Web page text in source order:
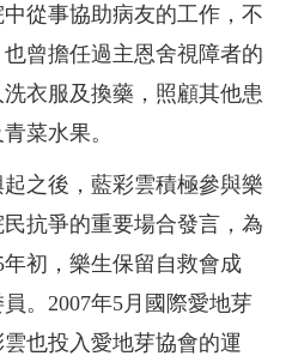
從事協助病友的工作，不
曾擔任過主恩舍視障者的
衣服及換藥，照顧其他患
菜水果。
之後，藍彩雲積極參與樂
抗爭的重要場合發言，為
初，樂生保留自救會成
。2007年5月國際愛地芽
也投入愛地芽協會的運